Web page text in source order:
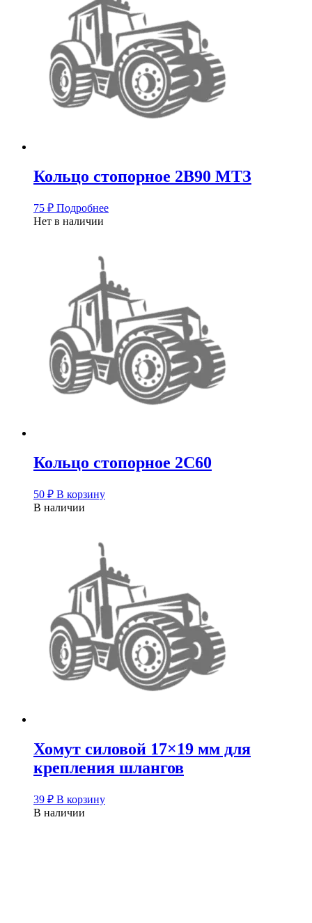
Кольцо стопорное 2B90 МТЗ
75 ₽ Подробнее
Нет в наличии
Кольцо стопорное 2С60
50 ₽ В корзину
В наличии
Хомут силовой 17×19 мм для
крепления шлангов
39 ₽ В корзину
В наличии